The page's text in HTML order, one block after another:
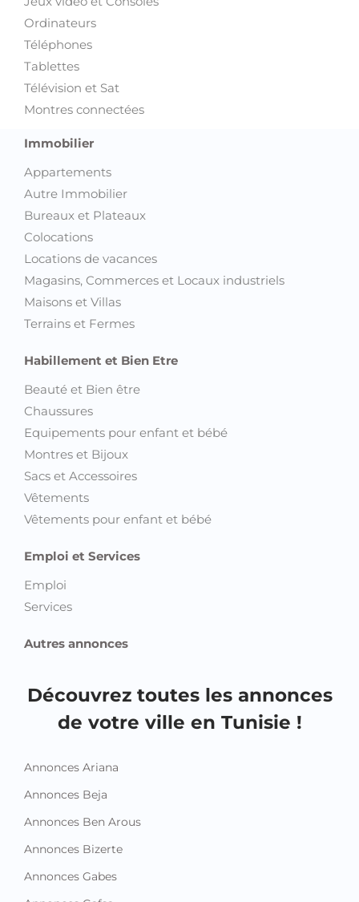
Ordinateurs
Téléphones
Tablettes
Télévision et Sat
Montres connectées
Immobilier
Appartements
Autre Immobilier
Bureaux et Plateaux
Colocations
Locations de vacances
Magasins, Commerces et Locaux industriels
Maisons et Villas
Terrains et Fermes
Habillement et Bien Etre
Beauté et Bien être
Chaussures
Equipements pour enfant et bébé
Montres et Bijoux
Sacs et Accessoires
Vêtements
Vêtements pour enfant et bébé
Emploi et Services
Emploi
Services
Autres annonces
Découvrez toutes les annonces
de votre ville en Tunisie !
Annonces Ariana
Annonces Beja
Annonces Ben Arous
Annonces Bizerte
Annonces Gabes